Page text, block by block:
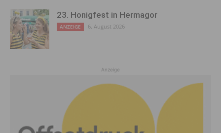
23. Honigfest in Hermagor
ANZEIGE 6. August 2026
Anzeige